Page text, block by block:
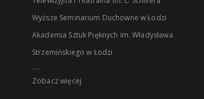
Wyższe Seminarium Duchowne w Łodzi
Akademia Sztuk Pięknych im. Władysława
Strzemińskiego w Łodzi
...
Zobacz więcej